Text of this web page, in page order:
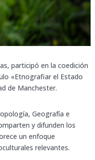
participó en la coedición
«Etnografiar el Estado
de Manchester.
Geografía e
y difunden los
un enfoque
relevantes.